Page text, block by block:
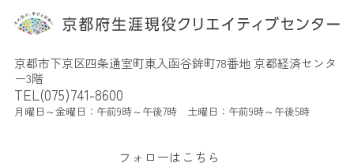
京都市下京区四条通室町東入函谷鉾町78番地 京都経済センタ
ー3階
TEL(075)741-8600
月曜日～金曜日：午前9時～午後7時 土曜日：午前9時～午後5時
フォローはこちら